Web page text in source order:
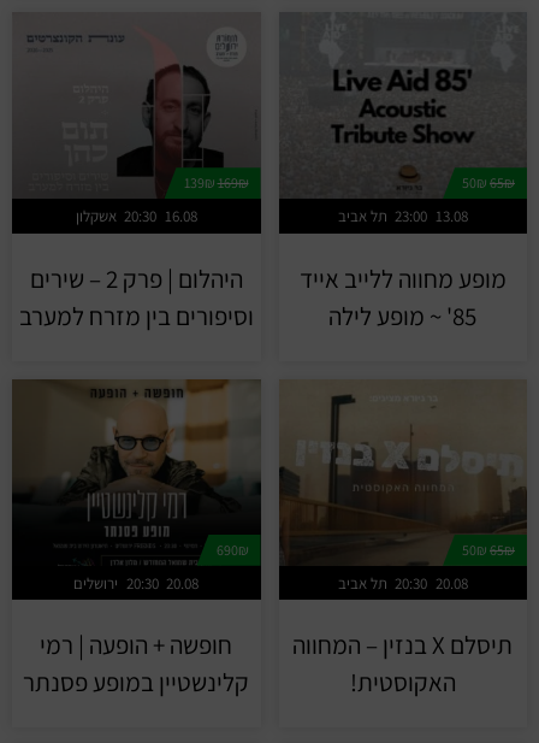
65₪
תל אביב 23:00 13.08
מופע מחווה ללייב אייד
85' ~ מופע לילה
169₪
139₪
אשקלון 20:30 16.08
היהלום | פרק 2 – שירים
וסיפורים בין מזרח למערב
65₪
תל אביב 20:30 20.08
תיסלם X בנזין – המחווה
האקוסטית!
690₪
ירושלים 20:30 20.08
חופשה + הופעה | רמי
קלינשטיין במופע פסנתר